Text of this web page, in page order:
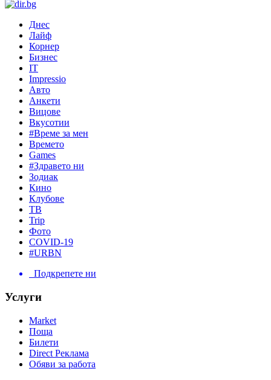
Днес
Лайф
Корнер
Бизнес
IT
Impressio
Авто
Анкети
Вицове
Вкусотии
#Време за мен
Времето
Games
#Здравето ни
Зодиак
Кино
Клубове
ТВ
Trip
Фото
COVID-19
#URBN
Подкрепете ни
Услуги
Market
Поща
Билети
Direct Реклама
Обяви за работа